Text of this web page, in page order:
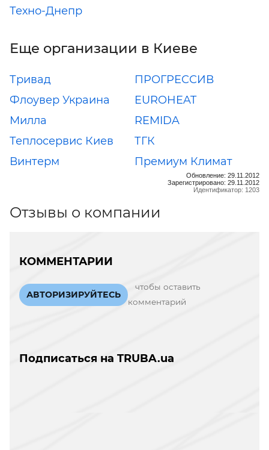
Техно-Днепр
Еще организации в Киеве
Тривад
ПРОГРЕССИВ
Флоувер Украина
EUROHEAT
Милла
REMIDA
Теплосервис Киев
ТГК
Винтерм
Премиум Климат
Обновление: 29.11.2012
Зарегистрировано: 29.11.2012
Идентификатор: 1203
Отзывы о компании
КОММЕНТАРИИ
АВТОРИЗИРУЙТЕСЬ
чтобы оставить
комментарий
Подписаться на TRUBA.ua